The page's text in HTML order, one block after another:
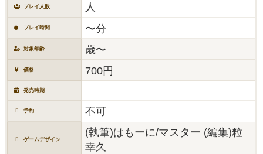
プレイ人数 人
プレイ時間 〜分
対象年齢 歳〜
価格 700円
発売時期
予約 不可
ゲームデザイン
(執筆)はもーに/マスター (編集)粒
幸久